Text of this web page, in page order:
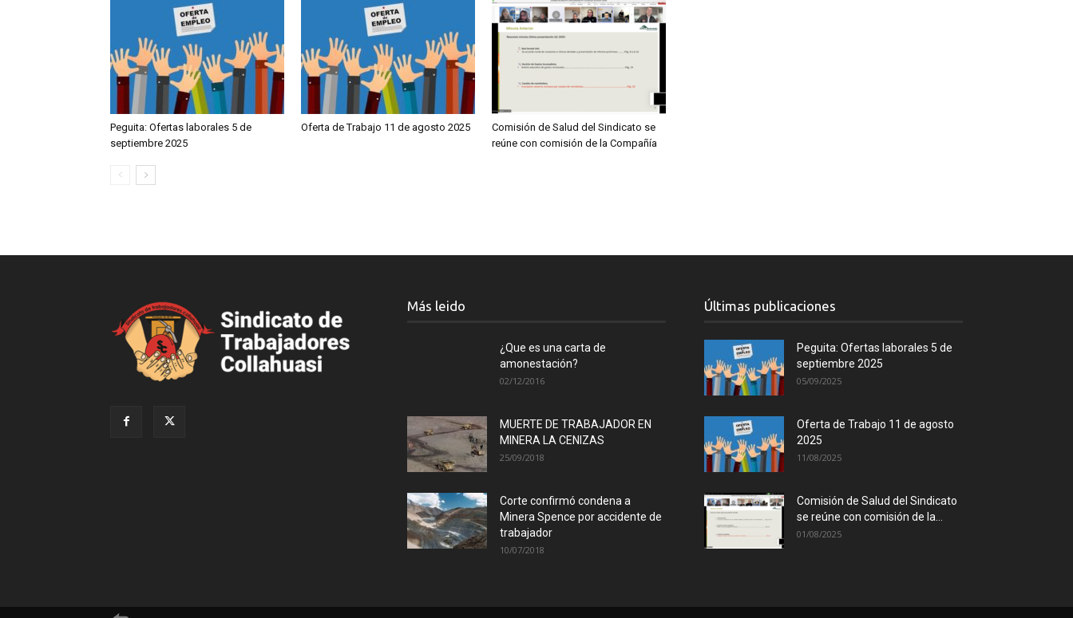
Peguita: Ofertas laborales 5 de
septiembre 2025
Oferta de Trabajo 11 de agosto 2025
Comisión de Salud del Sindicato se
reúne con comisión de la Compañía
Más leido
¿Que es una carta de
amonestación?
02/12/2016
MUERTE DE TRABAJADOR EN
MINERA LA CENIZAS
25/09/2018
Corte confirmó condena a
Minera Spence por accidente de
trabajador
10/07/2018
Últimas publicaciones
Peguita: Ofertas laborales 5 de
septiembre 2025
05/09/2025
Oferta de Trabajo 11 de agosto
2025
11/08/2025
Comisión de Salud del Sindicato
se reúne con comisión de la...
01/08/2025